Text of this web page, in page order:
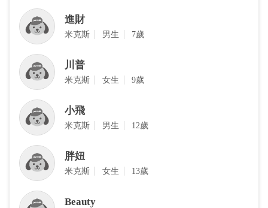
進財
米克斯 男生 7歲
川普
‎米克斯 女生 9歲
小飛
‎米克斯 男生 12歲
胖妞
‎米克斯 女生 13歲
Beauty